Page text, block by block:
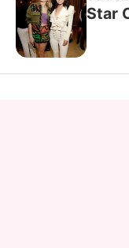
Star